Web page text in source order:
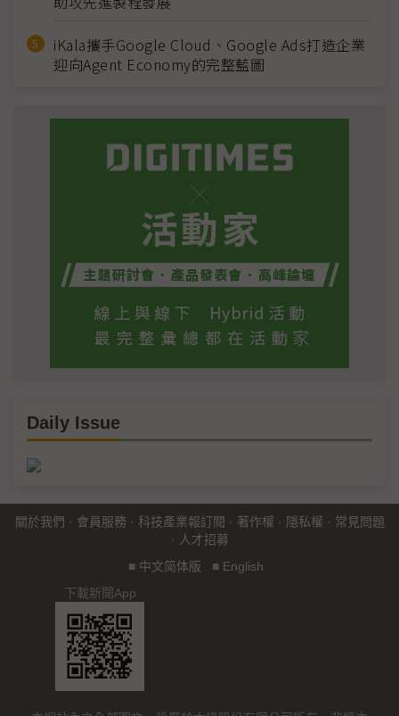
iKala攜手Google Cloud、Google Ads打造企業
迎向Agent Economy的完整藍圖
Daily Issue
關於我們 · 會員服務 · 科技產業報訂閱 · 著作權 · 隱私權 · 常見問題
· 人才招募
■ 中文简体版 ■ English
下載新聞App